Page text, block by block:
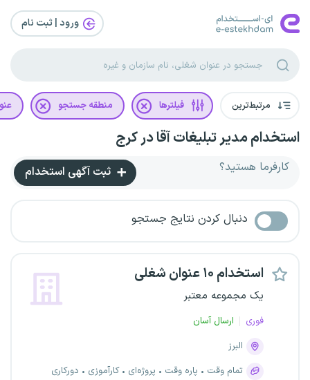
ورود | ثبت‌ نام
مرتبط‌ترین فیلترها منطقه جستجو
استخدام مدیر تبلیغات آقا در کرج
کارفرما هستید؟ ثبت آگهی استخدام
دنبال کردن نتایج جستجو
استخدام ۱۰ عنوان شغلی
یک مجموعه معتبر
فوری
ارسال آسان
البرز
تمام وقت
پاره وقت پروژه‌ای کارآموزی دورکاری